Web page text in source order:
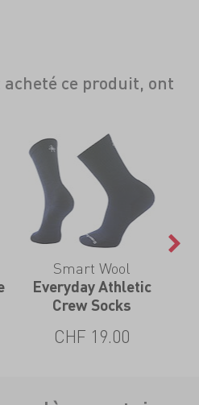
ce produit, ont
Smart Wool
Everyday Athletic
Crew Socks
CHF 19.00